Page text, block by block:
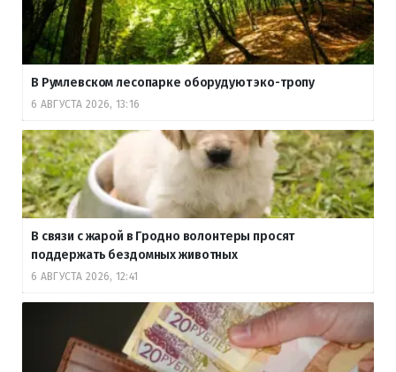
В Румлевском лесопарке оборудуют эко-тропу
6 АВГУСТА 2026, 13:16
В связи с жарой в Гродно волонтеры просят
поддержать бездомных животных
6 АВГУСТА 2026, 12:41